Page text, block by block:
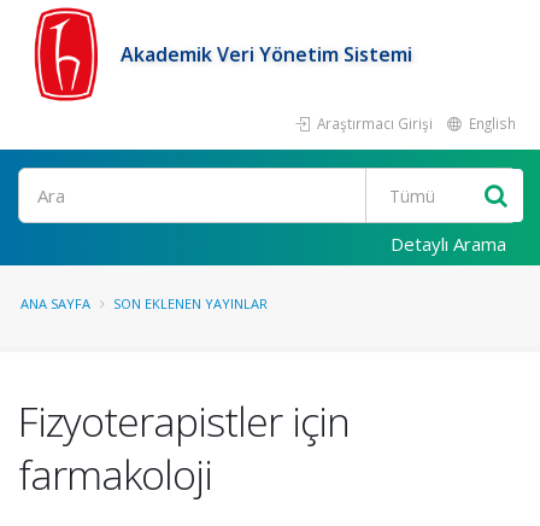
Akademik Veri Yönetim Sistemi
Araştırmacı Girişi English
Ara
Detaylı Arama
ANA SAYFA SON EKLENEN YAYINLAR
Fizyoterapistler için
farmakoloji